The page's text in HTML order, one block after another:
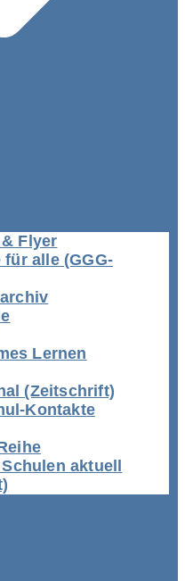
Flyer
für alle (GGG-
Lernen
(Zeitschrift)
Kontakte
aktuell